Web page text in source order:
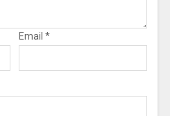
Email *